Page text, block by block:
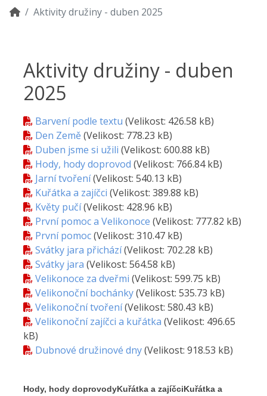
Aktivity družiny - duben 2025
Aktivity družiny - duben
2025
Barvení podle textu (Velikost: 426.58 kB)
Den Země(Velikost: 778.23 kB)
Duben jsme si užili (Velikost: 600.88 kB)
Hody, hody doprovod (Velikost: 766.84 kB)
Jarní tvoření(Velikost: 540.13 kB)
Kuřátka a zajíčci (Velikost: 389.88 kB)
Květy pučí(Velikost: 428.96 kB)
První pomoc a Velikonoce (Velikost: 777.82 kB)
První pomoc(Velikost: 310.47 kB)
Svátky jara přichází(Velikost: 702.28 kB)
Svátky jara (Velikost: 564.58 kB)
Velikonoce za dveřmi (Velikost: 599.75 kB)
Velikonoční bochánky(Velikost: 535.73 kB)
Velikonoční tvoření(Velikost: 580.43 kB)
Velikonoční zajíčci a kuřátka (Velikost: 496.65
kB)
Dubnové družinové dny(Velikost: 918.53 kB)
Hody, hody doprovodyKuřátka a zajíčciKuřátka a